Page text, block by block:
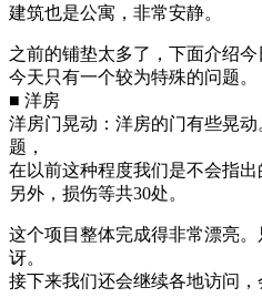
建筑也是公寓，非常安静。
之前的铺垫太多了，下面介绍今
今天只有一个较为特殊的问题。
■ 洋房
洋房门晃动：洋房的门有些晃
题，
在以前这种程度我们是不会指出
另外，损伤等共30处。
这个项目整体完成得非常漂亮
讶。
接下来我们还会继续各地访问，